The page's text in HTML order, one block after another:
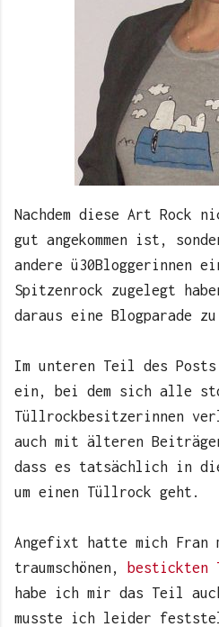
Nachdem diese Art Rock
gut angekommen ist,
andere ü30Bloggerinnen
Spitzenrock zugelegt
daraus eine Blogparade zu
Im unteren Teil des
ein, bei dem sich alle
Tüllrockbesitzerinnen
auch mit älteren
dass es tatsächlich in
um einen Tüllrock geht.
Angefixt hatte mich Fran
traumschönen,
bestickten
habe ich mir das Teil
musste ich leider